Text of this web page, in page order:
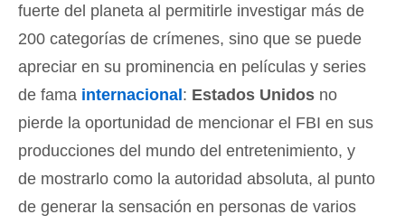
fuerte del planeta al permitirle investigar más de
200 categorías de crímenes, sino que se puede
apreciar en su prominencia en películas y series
de fama internacional: Estados Unidos no
pierde la oportunidad de mencionar el FBI en sus
producciones del mundo del entretenimiento, y
de mostrarlo como la autoridad absoluta, al punto
de generar la sensación en personas de varios